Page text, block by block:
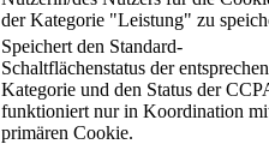
der Kategorie "Leistung" zu
Speichert den Standard-
Schaltflächenstatus der
Kategorie und den Status der
funktioniert nur in Koordination
primären Cookie.